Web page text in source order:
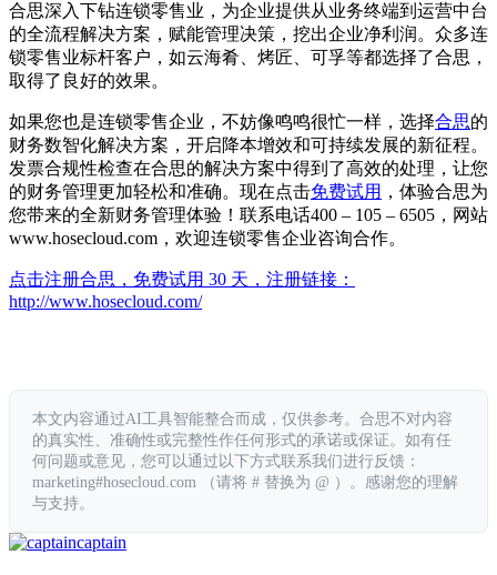
合思深入下钻连锁零售业，为企业提供从业务终端到运营中台
的全流程解决方案，赋能管理决策，挖出企业净利润。众多连
锁零售业标杆客户，如云海肴、烤匠、可孚等都选择了合思，
取得了良好的效果。
如果您也是连锁零售企业，不妨像鸣鸣很忙一样，选择合思的
财务数智化解决方案，开启降本增效和可持续发展的新征程。
发票合规性检查在合思的解决方案中得到了高效的处理，让您
的财务管理更加轻松和准确。现在点击免费试用 ，体验合思为
您带来的全新财务管理体验！联系电话400 – 105 – 6505，网站
www.hosecloud.com，欢迎连锁零售企业咨询合作。
点击注册合思，免费试用 30 天，注册链接：
http://www.hosecloud.com/
本文内容通过AI工具智能整合而成，仅供参考。合思不对内容
的真实性、准确性或完整性作任何形式的承诺或保证。如有任
何问题或意见，您可以通过以下方式联系我们进行反馈：
marketing#hosecloud.com （请将 # 替换为 @ ）。感谢您的理解
与支持。
captain